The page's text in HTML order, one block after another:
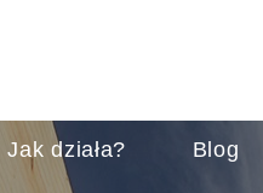
Jak działa? Blog